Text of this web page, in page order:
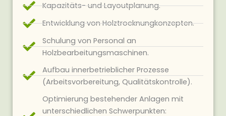
Kapazitäts- und Layoutplanung.
Entwicklung von Holztrocknungkonzepten.
Schulung von Personal an
Holzbearbeitungsmaschinen.
Aufbau innerbetrieblicher Prozesse
(Arbeitsvorbereitung, Qualitätskontrolle).
Optimierung bestehender Anlagen mit
unterschiedlichen Schwerpunkten: